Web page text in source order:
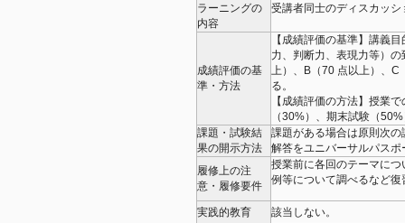
ラーニングの
内容
受講者同士のディスカッ
成績評価の基
準・方法
【成績評価の基準】講義
力、判断力、表現力等）
上）、B（70 点以上）、C
る。
【成績評価の方法】授業
（30%）、期末試験（
課題・試験結
果の開示方法
課題がある場合は原則次
解答をユニバーサルパス
履修上の注
意・履修要件
授業前に各回のテーマに
例等について調べるなど
実践的教育
該当しない。